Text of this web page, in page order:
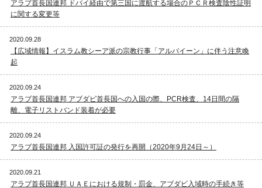
アラブ首長国連邦 ドバイ経由で第三国に渡航する場合のＰＣＲ検査陰性証明
に関する変更等
2020.09.28
【広域情報】イスラム教シーア派の宗教行事「アルバイーン」に伴う注意喚
起
2020.09.24
アラブ首長国連邦 アブダビ首長国への入国の際、PCR検査、14日間の隔
離、電子リストバンド装着が必要
2020.09.24
アラブ首長国連邦 入国許可証の発行を再開（2020年9月24日～）
2020.09.21
アラブ首長国連邦 ＵＡＥにおける規制・罰金、アブダビ入域時の手続き等